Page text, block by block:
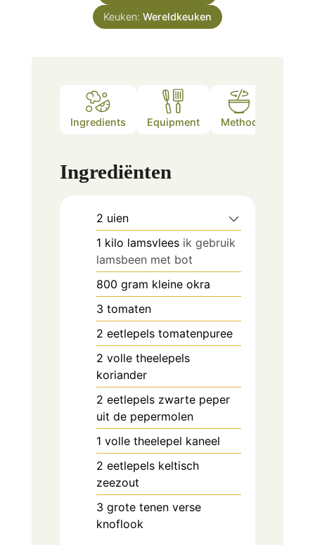
Keuken: Wereldkeuken
Ingredients Equipment Method
Ingrediënten
2 uien
1 kilo lamsvlees ik gebruik
lamsbeen met bot
800 gram kleine okra
3 tomaten
2 eetlepels tomatenpuree
2 volle theelepels
koriander
2 eetlepels zwarte peper
uit de pepermolen
1 volle theelepel kaneel
2 eetlepels keltisch
zeezout
3 grote tenen verse
knoflook